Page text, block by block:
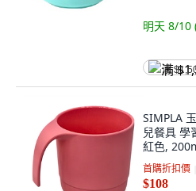
明天 8/10
满
SIMPLA
兒餐具 學
紅色,
首購折扣價
$108